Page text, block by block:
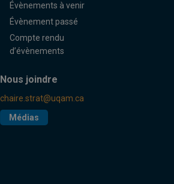
Évènements à venir
Évènement passé
Compte rendu
d’évènements
Nous joindre
chaire.strat@uqam.ca
Médias